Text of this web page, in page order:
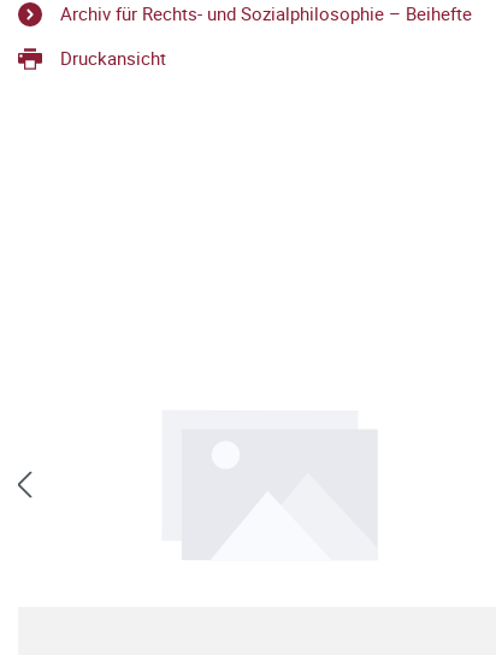
Archiv für Rechts- und Sozialphilosophie – Beihefte
Druckansicht